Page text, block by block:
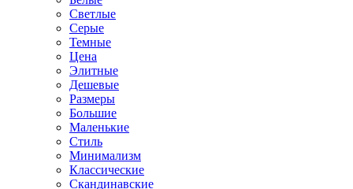
Светлые
Серые
Темные
Цена
Элитные
Дешевые
Размеры
Большие
Маленькие
Стиль
Минимализм
Классические
Скандинавские